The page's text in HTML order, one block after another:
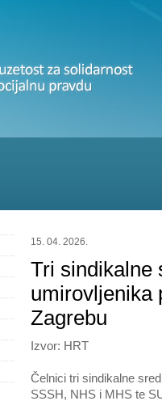
15. 04. 2026.
Tri sindikalne
umirovljenika
Zagrebu
Izvor: HRT
Čelnici tri sindikalne
SSSH, NHS i MHS te